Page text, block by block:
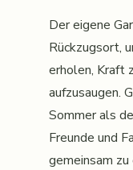
Der eigene
Rückzugsort,
erholen, Kraft
aufzusaugen.
Sommer als
Freunde und
gemeinsam